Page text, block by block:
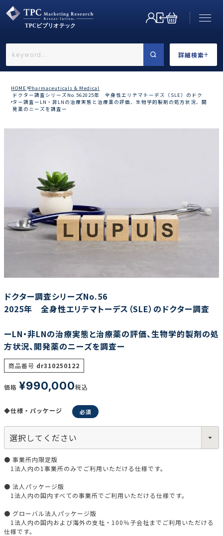
詳細検索
←戻る
カテゴリで選ぶ
リセット 検索する
HOME Pharmaceuticals & Medical
ドクター調査シリーズNo.562025年 全身性エリテマトーデス（SLE）のドク
ター調査ーLN・非LNの治療実態と治療薬の評価、生物学的製剤の処方状況、開
発薬のニーズを調査ー
ドクター調査シリーズNo.56
2025年 全身性エリテマトーデス（SLE）のドクター調査
ーLN・非LNの治療実態と治療薬の評価、生物学的製剤の処
方状況、開発薬のニーズを調査ー
商品番号 dr310250122
価格 ¥990,000税込
◆仕様・パッケージ
● 事業所内限定版
1法人内の1事業所のみでご利用いただける仕様です。
● 法人パッケージ版
1法人内の国内すべての事業所でご利用いただける仕様です。
● グローバル法人パッケージ版
1法人内の国内および海外の支社・100％子会社までご利用いただける
仕様です。